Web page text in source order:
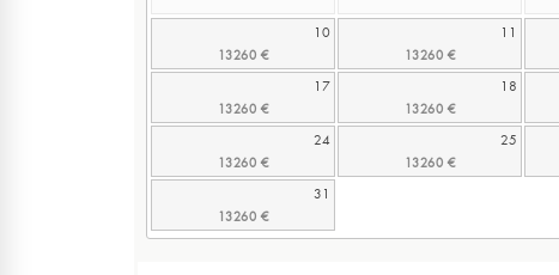
10 11
17 18
24 25
31